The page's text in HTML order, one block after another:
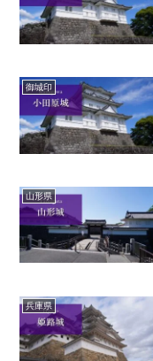
御城印
山形県
兵庫県